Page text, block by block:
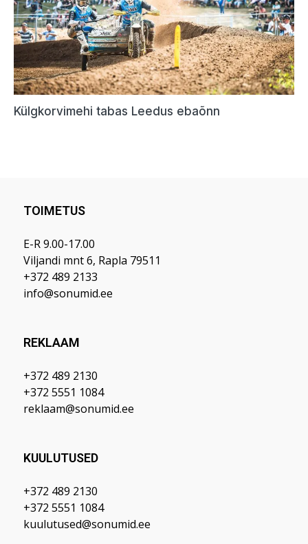
TOIMETUS
E-R 9.00-17.00
Viljandi mnt 6, Rapla 79511
+372 489 2133
info@sonumid.ee
REKLAAM
+372 489 2130
+372 5551 1084
reklaam@sonumid.ee
KUULUTUSED
+372 489 2130
+372 5551 1084
kuulutused@sonumid.ee